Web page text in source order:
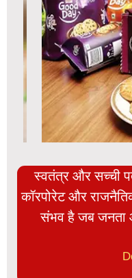
स्वतंत्र और सच्ची
कॉरपोरेट और
संभव है जब